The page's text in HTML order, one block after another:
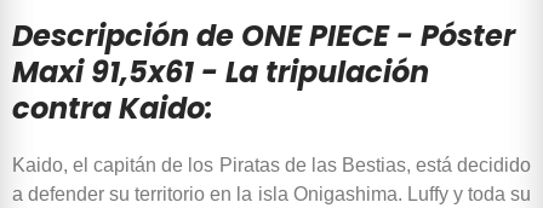
Descripción de ONE PIECE - Póster
Maxi 91,5x61 - La tripulación
contra Kaido:
Kaido, el capitán de los Piratas de las Bestias, está decidido
a defender su territorio en la isla Onigashima. Luffy y toda su